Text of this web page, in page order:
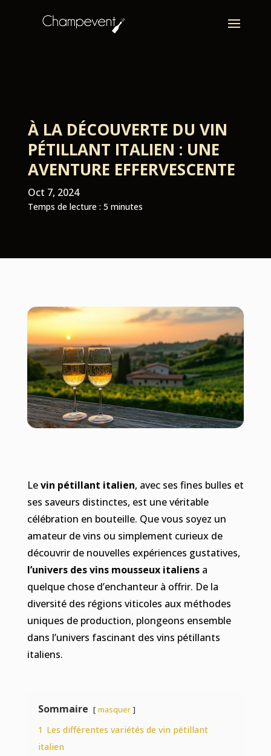
À LA DÉCOUVERTE DU VIN
PÉTILLANT ITALIEN : UNE
AVENTURE EFFERVESCENTE
Oct 7, 2024
Temps de lecture : 5 minutes
Levin pétillant italien, avec ses fines bulles et
ses saveurs distinctes, est une véritable
célébration en bouteille. Que vous soyez un
amateur de vins ou simplement curieux de
découvrir de nouvelles expériences gustatives,
l’univers des vins mousseux italiensa
quelque chose d’enchanteur à offrir. De la
diversité des régions viticoles aux méthodes
uniques de production, plongeons ensemble
dans l’univers fascinant des vins pétillants
italiens.
Sommaire masquer
1 Les différentes variétés de vin pétillant
italien